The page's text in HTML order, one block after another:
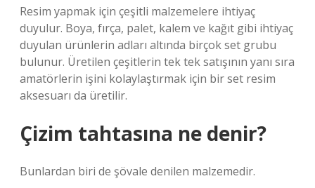
Resim yapmak için çeşitli malzemelere ihtiyaç
duyulur. Boya, fırça, palet, kalem ve kağıt gibi ihtiyaç
duyulan ürünlerin adları altında birçok set grubu
bulunur. Üretilen çeşitlerin tek tek satışının yanı sıra
amatörlerin işini kolaylaştırmak için bir set resim
aksesuarı da üretilir.
Çizim tahtasına ne denir?
Bunlardan biri de şövale denilen malzemedir.